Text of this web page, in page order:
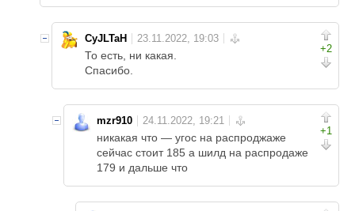
+2
CyJLTaH
То есть, ни какая.
Спасибо.
+1
mzr910
никакая что — угос на распроджаже
сейчас стоит 185 а шилд на распродаже
179 и дальше что